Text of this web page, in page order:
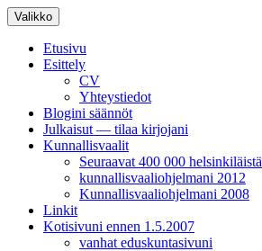
Siirry
sisältöön
Valikko
Etusivu
Esittely
CV
Yhteystiedot
Blogini säännöt
Julkaisut — tilaa kirjojani
Kunnallisvaalit
Seuraavat 400 000 helsinkiläistä
kunnallisvaaliohjelmani 2012
Kunnallisvaaliohjelmani 2008
Linkit
Kotisivuni ennen 1.5.2007
vanhat eduskuntasivuni